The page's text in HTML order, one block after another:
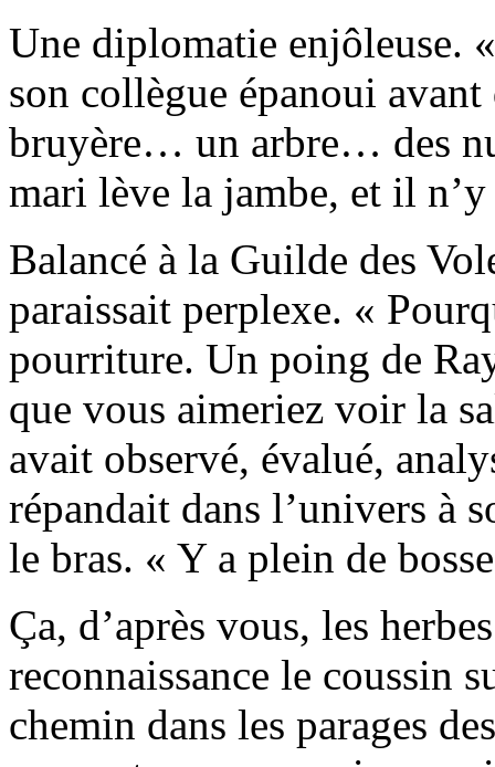
Une diplomatie enjôleuse.
son collègue épanoui
bruyère… un arbre… des
mari lève la jambe, et il
Balancé à la Guilde des
paraissait perplexe. «
pourriture. Un poing de
que vous aimeriez voir la
avait observé, évalué,
répandait dans l’univers à
le bras. « Y a plein de
Ça, d’après vous, les
reconnaissance le coussin
chemin dans les parages